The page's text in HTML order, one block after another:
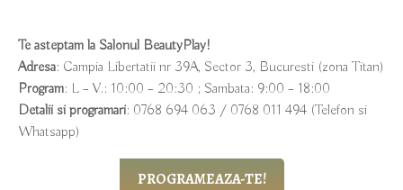
Te asteptam la Salonul BeautyPlay!
Adresa: Campia Libertatii nr 39A, Sector 3, Bucuresti (zona Titan)
Program: L – V.: 10:00 – 20:30 ; Sambata: 9:00 – 18:00
Detalii si programari: 0768 694 063 / 0768 011 494 (Telefon si
Whatsapp)
PROGRAMEAZA-TE!